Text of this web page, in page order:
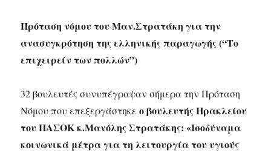
Πρόταση νόμου του Μαν.Στρατάκη για την
ανασυγκρότηση της ελληνικής παραγωγής (“Το
επιχειρείν των πολλών”)
32 βουλευτές συνυπέγραψαν σήμερα την Πρόταση
Νόμου που επεξεργάστηκεο βουλευτής Ηρακλείου
του ΠΑΣΟΚ κ.Μανόλης Στρατάκης: «Ισοδύναμα
κοινωνικά μέτρα για τη λειτουργία του υγιούς